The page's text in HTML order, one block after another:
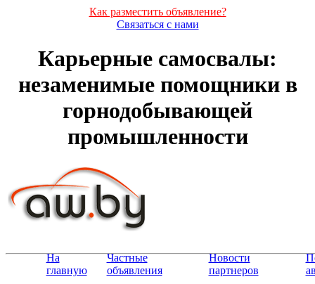
Как разместить объявление?
Связаться с нами
Карьерные самосвалы:
незаменимые помощники в
горнодобывающей
промышленности
На
главную
Частные
объявления
Новости
партнеров